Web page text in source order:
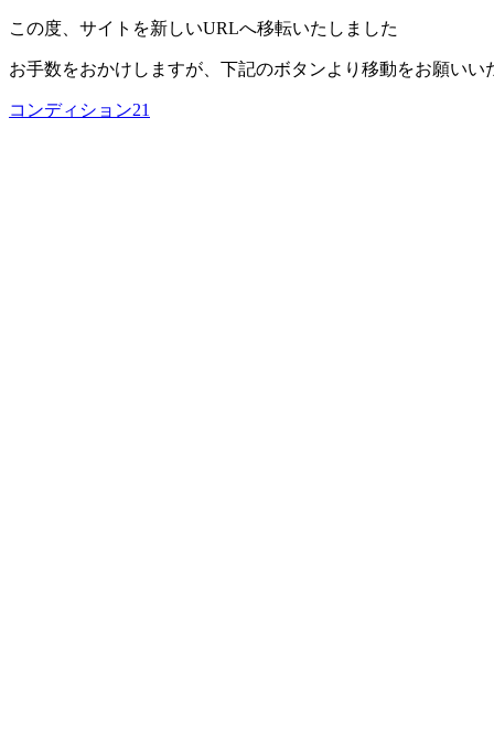
この度、サイトを新しいURLへ移転いたしました
お手数をおかけしますが、下記のボタンより移動をお願いい
コンディション21